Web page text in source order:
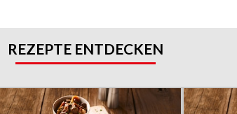
REZEPTE ENTDECKEN